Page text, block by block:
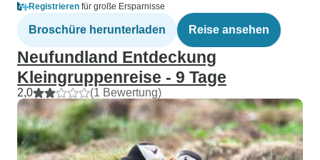
Registrieren für große Ersparnisse
Broschüre herunterladen Reise ansehen
Neufundland Entdeckung
Kleingruppenreise - 9 Tage
2,0 (1 Bewertung)